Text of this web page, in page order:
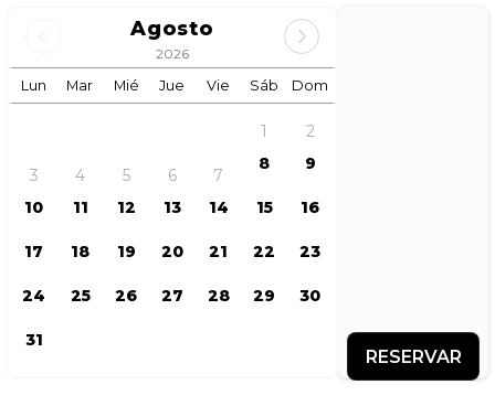
Agosto
2026
Lun
Mar Mié Jue Vie Sáb Dom
1 2
3 4 5 6 7
8 9
10 11 12 13 14 15 16
17 18 19 20 21 22 23
24 25 26 27 28 29 30
31
RESERVAR